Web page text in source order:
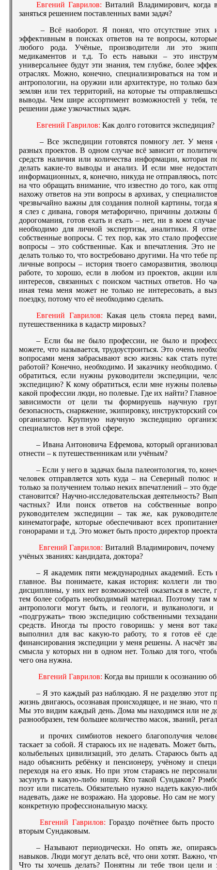
Евгений Гаврилов: Виталий Владимирович, когда
заняться решением поставленных вами задач?
– Всё наоборот. Я понял, что отсутствие этих
эффективным в поисках ответов на те вопросы,
любого рода. Учёные, производители ли это
медикаментов и т.д. То есть навыки – это
универсальнее будут эти знания, тем глубже, более
отраслях. Можно, конечно, специализироваться на
антропологии, на оружии или архитектуре, но только
землян или тех территорий, на которые ты
выводы. Чем шире ассортимент возможностей у тебя,
решении даже узкочастных задач.
Евгений Гаврилов: Как долго готовится экспедиция?
– Все экспедиции готовятся помногу лет. У меня
разных проектов. В одном случае всё зависит от
средств наличия или количества информации, которая
делать какие-то выводы и анализ. И если мне
информационных, я, конечно, никуда не отправляюсь,
на что обращать внимание, что известно до того, как
нахожу ответов на эти вопросы в архивах, у
чрезвычайно важны для создания полной картины, тогда
я слез с дивана, говоря метафорично, причины должны
дорогомания, готов ехать и ехать – нет, ни в коем
необходимо для личной экспертизы, аналитики. Я
собственные вопросы. С тех пор, как это стало
вопросы – это собственные. Как и впечатления. Это
делать только то, что востребовано другими. На что тебе
личные вопросы – история твоего саморазвития,
работе, то хорошо, если в любом из проектов, акции
интересов, связанных с поиском частных ответов. Но
иная тема меня может не только не интересовать, а
поездку, потому что её необходимо сделать.
Евгений Гаврилов: Какая цель стояла перед
путешественника в кадастр мировых?
– Если бы не было профессии, не было и
можете, что называется, трудоустроиться. Это очень
вопросами меня забрасывают всю жизнь: как стать
работой? Конечно, необходимо. И заказчику
обратиться, если нужны руководители экспедиции,
экспедицию? К кому обратиться, если мне нужны
какой профессии люди, но полевые. Где их найти?
зависимости от цели ты формируешь научную
безопасность, снаряжение, экипировку, инструкторский
организатор. Крупную научную экспедицию
специалистов нет в этой сфере.
– Ивана Антоновича Ефремова, который
отнести – к путешественникам или учёным?
– Если у него в задачах была палеонтология, то,
человек отправляется хоть куда – на Северный
только за получением только неких впечатлений – это
становится? Научно-исследовательская деятельность?
частных? Или поиск ответов на собственные
руководителем экспедиции – так же, как
кинематографе, которые обеспечивают всех
гонорарами и т.д. Это может быть просто директор
Евгений Гаврилов: Виталий Владимирович, почему
учёных званиях: кандидата, доктора?
– Я академик пяти международных академий. Есть
главное. Вы понимаете, какая история: коллеги ли
дисциплины, у них нет возможностей оказаться в
тем более собрать необходимый материал. Поэтому там
антропологи могут быть, и геологи, и вулканологи,
«подгружать» твою экспедицию собственными
средств. Иногда ты просто говоришь: у меня вот
выполнил для вас какую-то работу, то я готов её
финансирования экспедиции у меня решены. А насчёт
смысла у которых ни в одном нет. Только для того,
чего она нужна.
Евгений Гаврилов: Когда вы пришли к осознанию
– Я это каждый раз наблюдаю. Я не разделяю этот
жизнь двигаюсь, осознавая происходящее, и не знаю,
Мы это видим каждый день. Дома мы находимся или не
разнообразен, тем большее количество масок, званий,
и прочих симбиотов некоего благополучия
таскает за собой. Я стараюсь их не надевать. Может
колыбельных цивилизаций, это делать. Стараюсь быть
надо объяснить ребёнку и пенсионеру, учёному и
переходя на его язык. Но при этом стараясь не
засунуть в какую-либо нишу. Кто такой Сундаков?
поэт или писатель. Обязательно нужно надеть какую-
надевать, даже не возражаю. На здоровье. Но сам не
конкретную профессиональную маску.
Евгений Гаврилов: Гораздо почётнее быть
вторым Сундаковым.
– Называют периодически. Но опять же,
навыков. Люди могут делать всё, что они хотят. Важно,
Что ты хочешь делать? Понятны ли тебе твои цели и